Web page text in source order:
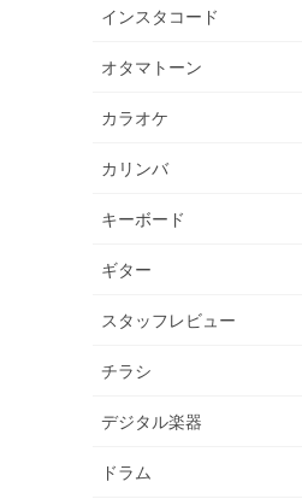
インスタコード
オタマトーン
カラオケ
カリンバ
キーボード
ギター
スタッフレビュー
チラシ
デジタル楽器
ドラム